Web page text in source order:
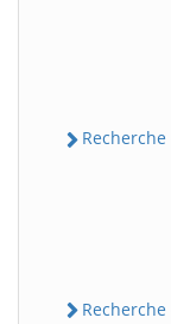
Recherche
Recherche